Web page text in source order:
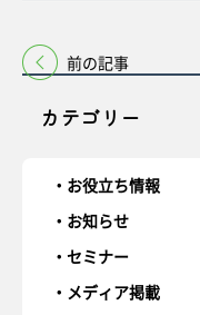
カテゴリー
お役立ち情報
お知らせ
セミナー
メディア掲載
前の記事